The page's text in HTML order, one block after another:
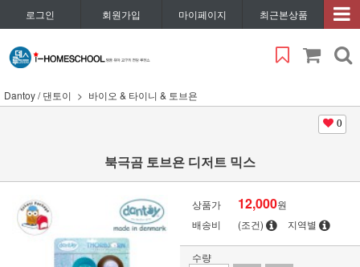
로그인 회원가입 마이페이지 최근본상품
Dantoy / 댄토이 바이오 & 타이니 & 토브욘
0
북극곰 토브욘 디저트 믹스
상품가 12,000원
배송비
(조건) 지역별
수량